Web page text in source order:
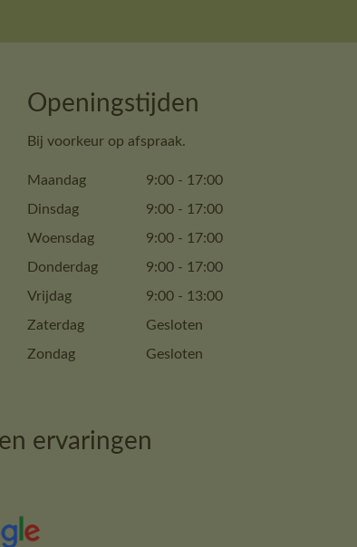
Openingstijden
Bij voorkeur op afspraak.
Maandag 9:00 - 17:00
Dinsdag
9:00 - 17:00
Woensdag
9:00 - 17:00
Donderdag
9:00 - 17:00
Vrijdag
9:00 - 13:00
Zaterdag
Gesloten
Zondag
Gesloten
ervaringen